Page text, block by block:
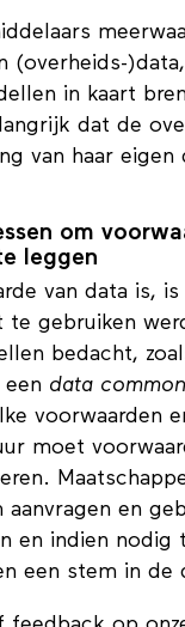
(overheids-
in kaart
dat de
van haar
om
leggen
van data is,
gebruiken
bedacht,
data
voorwaarden
moet
en
en indien
een stem in